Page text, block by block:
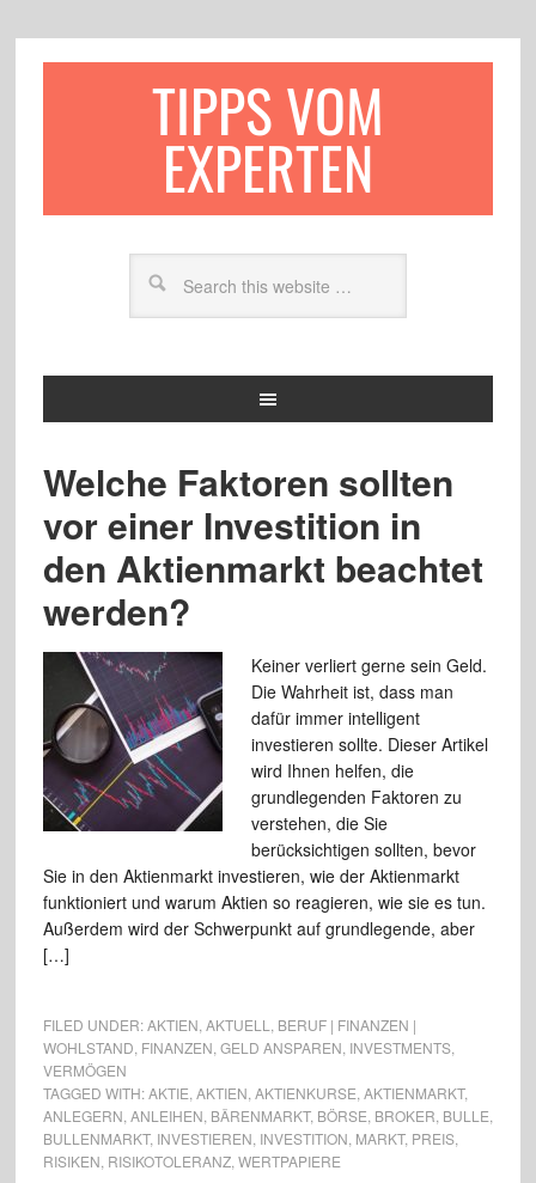
TIPPS VOM
EXPERTEN
Welche Faktoren sollten
vor einer Investition in
den Aktienmarkt beachtet
werden?
Keiner verliert gerne sein Geld.
Die Wahrheit ist, dass man
dafür immer intelligent
investieren sollte. Dieser Artikel
wird Ihnen helfen, die
grundlegenden Faktoren zu
verstehen, die Sie
berücksichtigen sollten, bevor
Sie in den Aktienmarkt investieren, wie der Aktienmarkt
funktioniert und warum Aktien so reagieren, wie sie es tun.
Außerdem wird der Schwerpunkt auf grundlegende, aber
[…]
FILED UNDER:AKTIEN AKTUELL
BERUF | FINANZEN |
WOHLSTAND FINANZEN GELD ANSPAREN INVESTMENTS,
VERMÖGEN
TAGGED WITH:AKTIE AKTIEN AKTIENKURSE AKTIENMARKT,
ANLEGERN ANLEIHEN BÄRENMARKT, BÖRSE BROKER BULLE
BULLENMARKT, INVESTIEREN INVESTITION MARKT, PREIS,
RISIKEN RISIKOTOLERANZ, WERTPAPIERE